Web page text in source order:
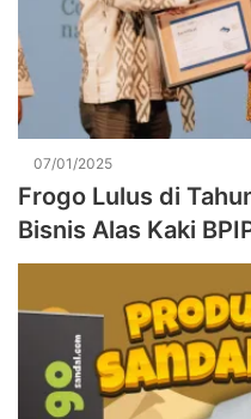
07/01/2025
Frogo Lulus di
Bisnis Alas Kaki